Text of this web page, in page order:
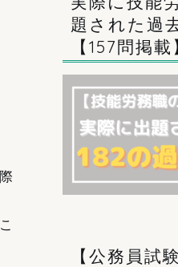
題された過
【157問掲載
【公務員試